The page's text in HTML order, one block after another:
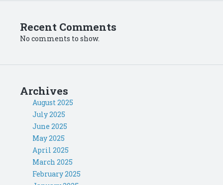
Recent Comments
No comments to show.
Archives
August 2025
July 2025
June 2025
May 2025
April 2025
March 2025
February 2025